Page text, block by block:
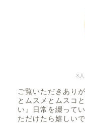
3
ご覧いただきあり
とムスメとムスコ
い』日常を綴って
ただけたら嬉しい